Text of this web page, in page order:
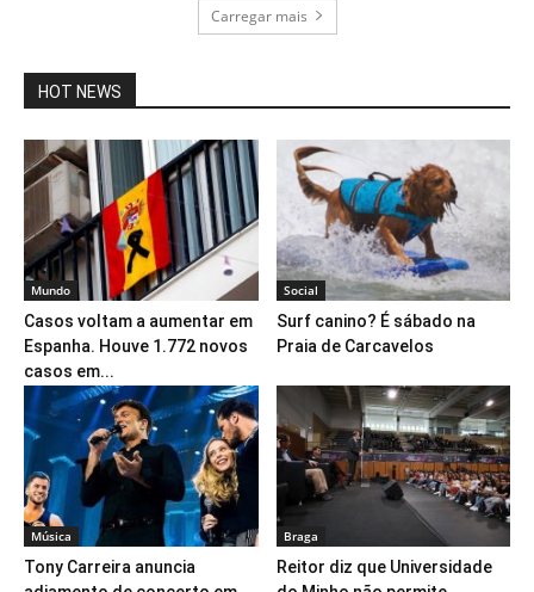
Carregar mais
HOT NEWS
Mundo
Casos voltam a aumentar em
Espanha. Houve 1.772 novos
casos em...
Social
Surf canino? É sábado na
Praia de Carcavelos
Música
Tony Carreira anuncia
Braga
Reitor diz que Universidade